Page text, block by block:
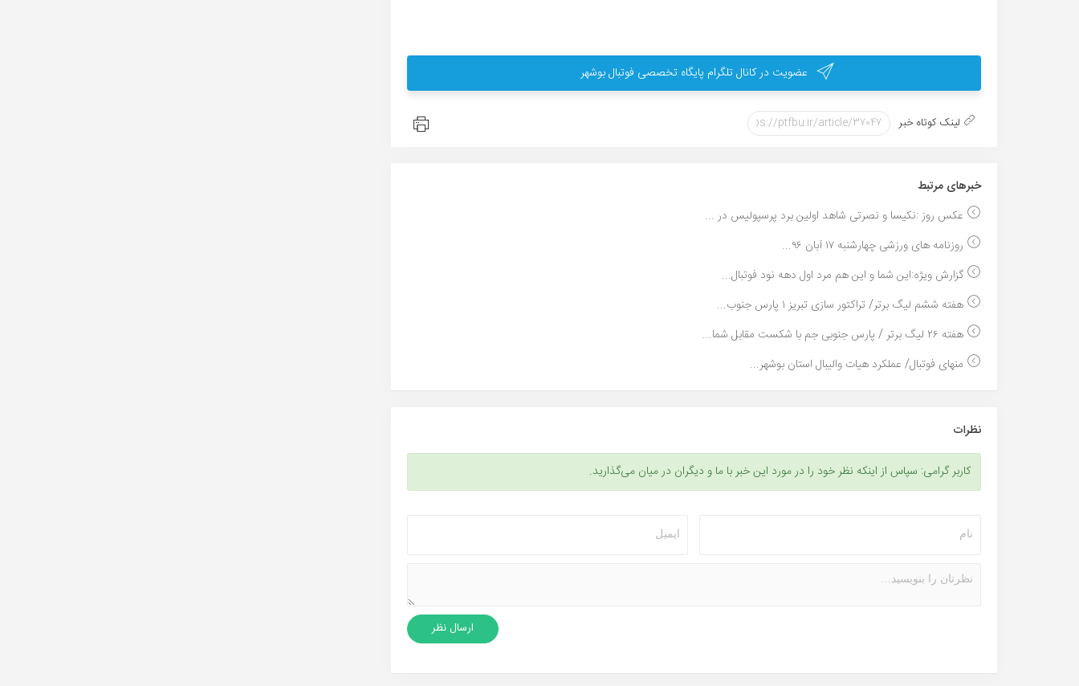
عضویت در کانال تلگرام پایگاه تخصصی فوتبال بوشهر
لینک کوتاه خبر
خبر‌های مرتبط
عکس روز :نکیسا و نصرتی شاهد اولین برد پرسپولیس در ...
روزنامه های ورزشی چهارشنبه ۱۷ آبان ۹۶...
گزارش ویژه:این شما و این هم مرد اول دهه نود فوتبال...
هفته ششم لیگ برتر/ تراکتور سازی تبریز ۱ پارس جنوب...
هفته ۲۶ لیگ برتر / پارس جنوبی جم با شکست مقابل شما...
منهای فوتبال/ عملکرد هیات والیبال استان بوشهر...
نظرات
کاربر گرامی: سپاس از اینکه نظر خود را در مورد این خبر با ما و دیگران در میان می‌گذارید.